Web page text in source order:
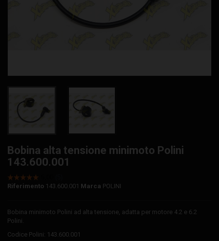
Bobina alta tensione minimoto Polini
143.600.001
Riferimento 143.600.001 Marca POLINI
Bobina minimoto Polini ad alta tensione, adatta per motore 4.2 e 6.2
Polini.
Codice Polini: 143.600.001